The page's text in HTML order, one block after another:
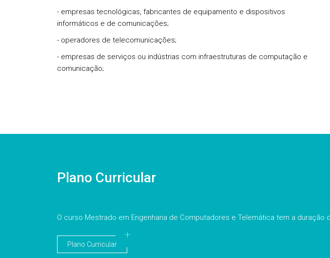
- empresas tecnológicas, fabricantes de equipamento e dispositivos
informáticos e de comunicações;
- operadores de telecomunicações;
- empresas de serviços ou indústrias com infraestruturas de computação e
comunicação;
Plano Curricular
O curso Mestrado em Engenharia de Computadores e Telemática tem a duração
Plano Curricular